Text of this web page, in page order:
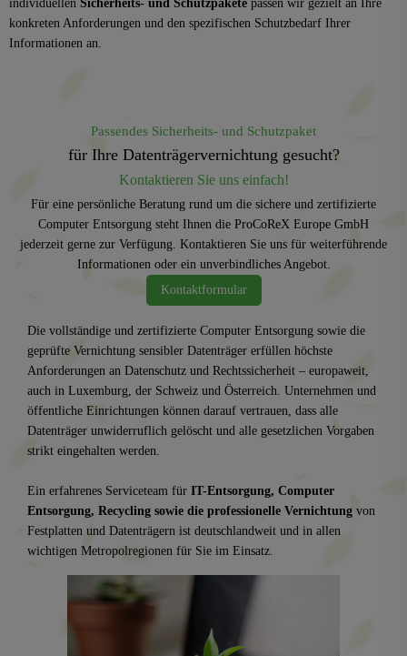
individuellen Sicherheits- und Schutzpakete passen wir gezielt an Ihre
konkreten Anforderungen und den spezifischen Schutzbedarf Ihrer
Informationen an.
Passendes Sicherheits- und Schutzpaket
für Ihre Datenträgervernichtung gesucht?
Kontaktieren Sie uns einfach!
Für eine persönliche Beratung rund um die sichere und zertifizierte
Computer Entsorgung steht Ihnen die ProCoReX Europe GmbH
jederzeit gerne zur Verfügung. Kontaktieren Sie uns für weiterführende
Informationen oder ein unverbindliches Angebot.
Kontaktformular
Die vollständige und zertifizierte Computer Entsorgung sowie die
geprüfte Vernichtung sensibler Datenträger erfüllen höchste
Anforderungen an Datenschutz und Rechtssicherheit – europaweit,
auch in Luxemburg, der Schweiz und Österreich. Unternehmen und
öffentliche Einrichtungen können darauf vertrauen, dass alle
Datenträger unwiderruflich gelöscht und alle gesetzlichen Vorgaben
strikt eingehalten werden.
Ein erfahrenes Serviceteam für IT-Entsorgung, Computer
Entsorgung, Recycling sowie die professionelle Vernichtung von
Festplatten und Datenträgern ist deutschlandweit und in allen
wichtigen Metropolregionen für Sie im Einsatz.